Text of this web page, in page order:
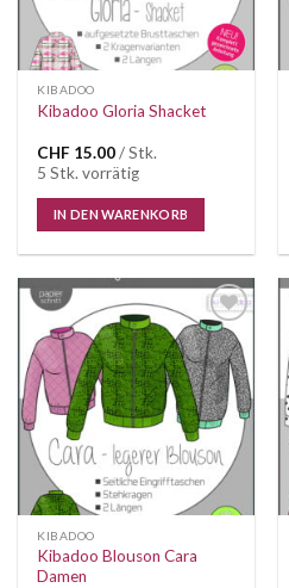
KIBADOO
Kibadoo Gloria Shacket
CHF 15.00/ Stk.
5 Stk. vorrätig
IN DEN WARENKORB
Auf die
Wunschliste
KIBADOO
Kibadoo Blouson Cara
Damen